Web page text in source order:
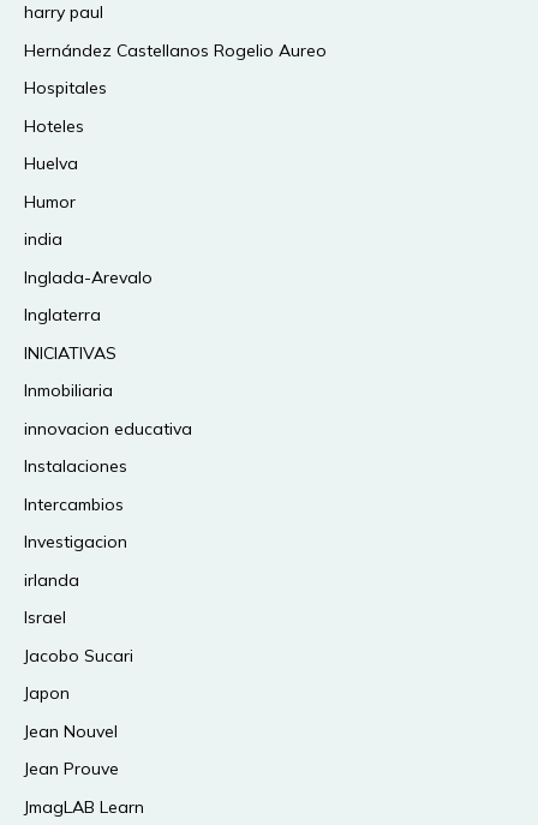
harry paul
Hernández Castellanos Rogelio Aureo
Hospitales
Hoteles
Huelva
Humor
india
Inglada-Arevalo
Inglaterra
INICIATIVAS
Inmobiliaria
innovacion educativa
Instalaciones
Intercambios
Investigacion
irlanda
Israel
Jacobo Sucari
Japon
Jean Nouvel
Jean Prouve
JmagLAB Learn